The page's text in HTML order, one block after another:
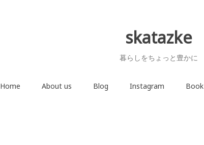
skatazke
暮らしをちょっと豊かに
Home About us Blog Instagram Book